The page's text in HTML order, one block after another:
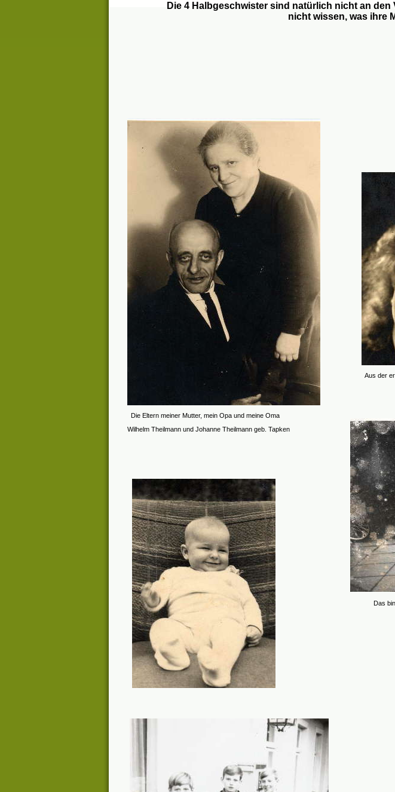
Die 4 Halbgeschwister sind natürlich nicht an den
nicht wissen, was ihre
Die Eltern meiner Mutter, mein Opa und meine Oma
Wilhelm Theilmann und Johanne Theilmann geb. Tapken
Aus der
Das bin ich,